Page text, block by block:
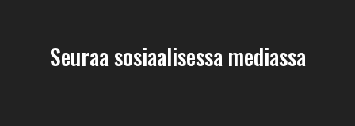
Seuraa sosiaalisessa mediassa